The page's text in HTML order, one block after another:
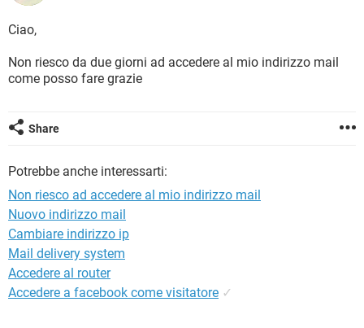
INSTAGRAM
TIKTOK
HARDWARE
TIKTOK
COVID-19
INTRATTENIMENTO
iOS WINDOWS 10
INSTAGRAM
Ciao,
Non riesco da due giorni ad accedere al mio indirizzo mail
come posso fare grazie
Share
Potrebbe anche interessarti:
Non riesco ad accedere al mio indirizzo mail
Nuovo indirizzo mail
Cambiare indirizzo ip
Mail delivery system
Accedere al router
Accedere a facebook come visitatore ✓